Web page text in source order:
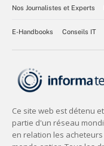
Nos Journalistes et Experts
E-Handbooks Conseils IT